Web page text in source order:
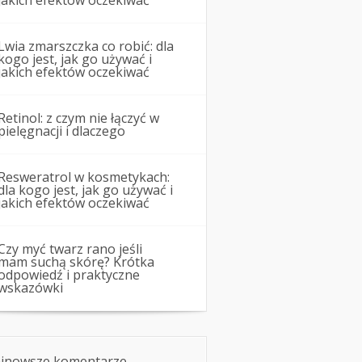
zmarszczka co robić: dla
jest, jak go używać i
efektów oczekiwać
z czym nie łączyć w
i dlaczego
w kosmetykach:
kogo jest, jak go używać i
efektów oczekiwać
myć twarz rano jeśli
suchą skórę? Krótka
i praktyczne